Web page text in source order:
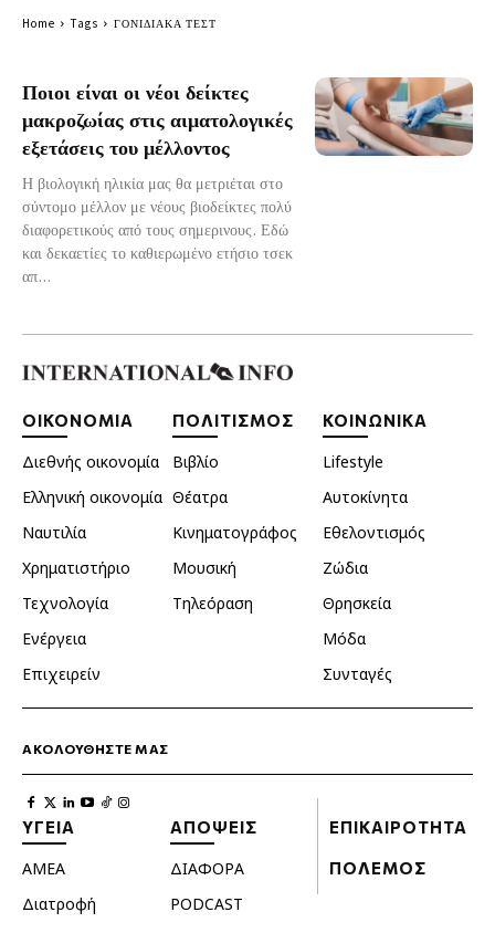
Ποιοι είναι οι νέοι δείκτες
μακροζωίας στις αιματολογικές
εξετάσεις του μέλλοντος
Η βιολογική ηλικία μας θα μετριέται στο
σύντομο μέλλον με νέους βιοδείκτες πολύ
διαφορετικούς από τους σημερινους. Εδώ
και δεκαετίες το καθιερωμένο ετήσιο τσεκ
απ...
Home Tags ΓΟΝΙΔΙΑΚΑ ΤΕΣΤ
ΟΙΚΟΝΟΜΙΑ
Διεθνής οικονομία
Ελληνική οικονομία
Ναυτιλία
Χρηματιστήριο
Τεχνολογία
Ενέργεια
Επιχειρείν
ΠΟΛΙΤΙΣΜΟΣ
Βιβλίο
Θέατρα
Κινηματογράφος
Μουσική
Τηλεόραση
ΚΟΙΝΩΝΙΚΑ
Lifestyle
Αυτοκίνητα
Εθελοντισμός
Ζώδια
Θρησκεία
Μόδα
Συνταγές
ΑΚΟΛΟΥΘΗΣΤΕ ΜΑΣ
ΥΓΕΙΑ
ΑΜΕΑ
Διατροφή
ΑΠΟΨΕΙΣ
ΔΙΑΦΟΡΑ
PODCAST
ΕΠΙΚΑΙΡΟΤΗΤΑ
ΠΟΛΕΜΟΣ